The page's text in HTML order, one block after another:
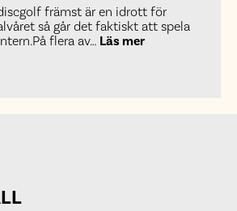
främst är en idrott för
så går det faktiskt att spela
flera av… Läs mer: